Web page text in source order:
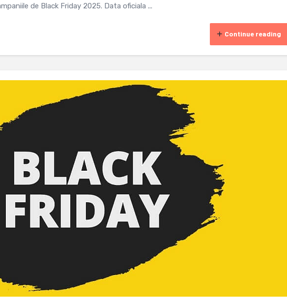
de Black Friday 2025. Data oficiala ...
Continue reading